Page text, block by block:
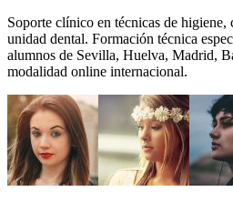
Soporte clínico en técnicas de
unidad dental. Formación técnica
alumnos de Sevilla, Huelva, Madrid,
modalidad online internacional.